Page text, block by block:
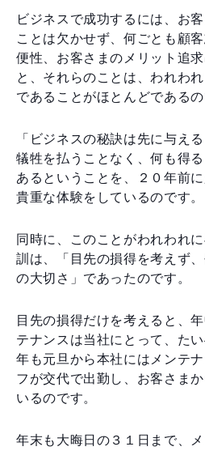
ビジネスで成功するには、お
ことは欠かせず、何ごとも顧
便性、お客さまのメリット追
と、それらのことは、われわ
であることがほとんどであるの
「ビジネスの秘訣は先に与え
犠牲を払うことなく、何も得
あるということを、２０年前
貴重な体験をしているのです。
同時に、このことがわれわれ
訓は、「目先の損得を考えず
の大切さ」であったのです。
目先の損得だけを考えると、
テナンスは当社にとって、た
年も元旦から本社にはメンテ
フが交代で出勤し、お客さま
いるのです。
年末も大晦日の３１日まで、